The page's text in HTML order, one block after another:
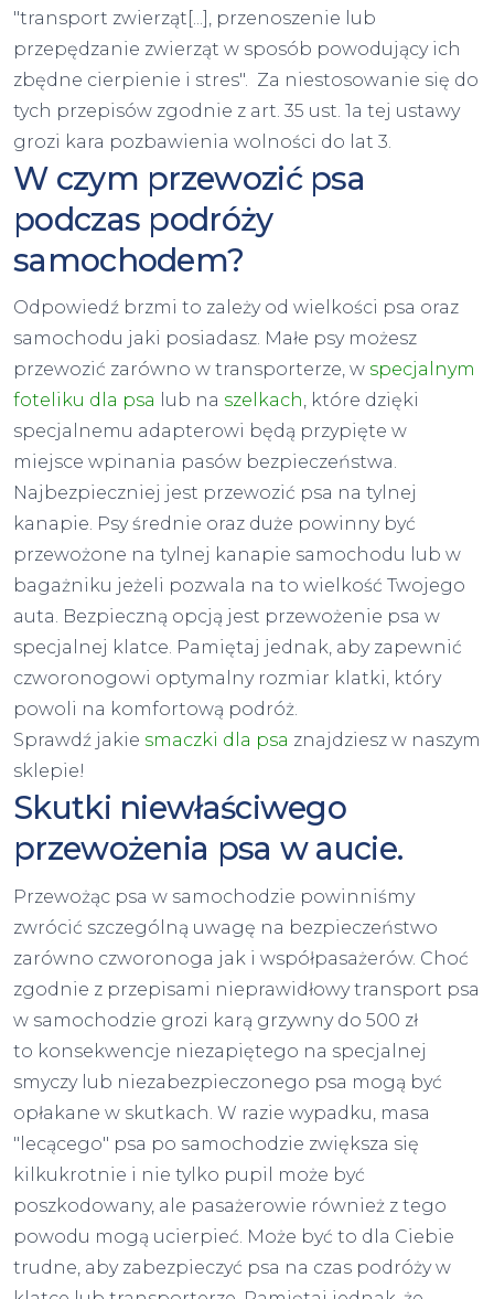
"transport zwierząt[...], przenoszenie lub
przepędzanie zwierząt w sposób powodujący ich
zbędne cierpienie i stres". Za niestosowanie się do
tych przepisów zgodnie z art. 35 ust. 1a tej ustawy
grozi kara pozbawienia wolności do lat 3.
W czym przewozić psa
podczas podróży
samochodem?
Odpowiedź brzmi to zależy od wielkości psa oraz
samochodu jaki posiadasz. Małe psy możesz
przewozić zarówno w transporterze, w specjalnym
foteliku dla psa
lub na szelkach, które dzięki
specjalnemu adapterowi będą przypięte w
miejsce wpinania pasów bezpieczeństwa.
Najbezpieczniej jest przewozić psa na tylnej
kanapie. Psy średnie oraz duże powinny być
przewożone na tylnej kanapie samochodu lub w
bagażniku jeżeli pozwala na to wielkość Twojego
auta. Bezpieczną opcją jest przewożenie psa w
specjalnej klatce. Pamiętaj jednak, aby zapewnić
czworonogowi optymalny rozmiar klatki, który
powoli na komfortową podróż.
Sprawdź jakie smaczki dla psa znajdziesz w naszym
sklepie!
Skutki niewłaściwego
przewożenia psa w aucie.
Przewożąc psa w samochodzie powinniśmy
zwrócić szczególną uwagę na bezpieczeństwo
zarówno czworonoga jak i współpasażerów. Choć
zgodnie z przepisami nieprawidłowy transport psa
w samochodzie grozi karą grzywny do 500 zł
to konsekwencje niezapiętego na specjalnej
smyczy lub niezabezpieczonego psa mogą być
opłakane w skutkach. W razie wypadku, masa
"lecącego" psa po samochodzie zwiększa się
kilkukrotnie i nie tylko pupil może być
poszkodowany, ale pasażerowie również z tego
powodu mogą ucierpieć. Może być to dla Ciebie
trudne, aby zabezpieczyć psa na czas podróży w